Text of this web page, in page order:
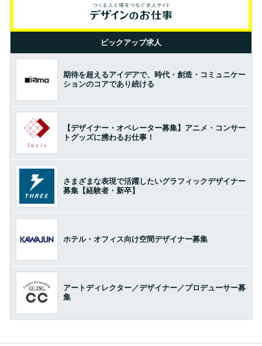
ピックアップ求人
期待を超えるアイデアで、時代・創造・コミュニケー
ションのコアであり続ける
【デザイナー・オペレーター募集】アニメ・コンサー
トグッズに携わるお仕事！
さまざまな表現で活躍したいグラフィックデザイナー
募集【経験者・新卒】
ホテル・オフィス向け空間デザイナー募集
アートディレクター／デザイナー／プロデューサー募
集